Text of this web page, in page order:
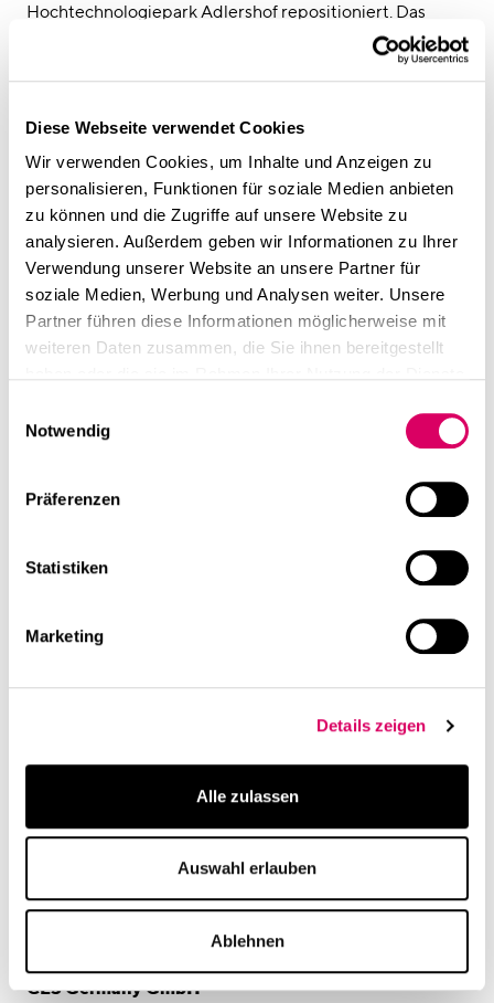
Diese Webseite verwendet Cookies
Wir verwenden Cookies, um Inhalte und Anzeigen zu
personalisieren, Funktionen für soziale Medien anbieten
zu können und die Zugriffe auf unsere Website zu
analysieren. Außerdem geben wir Informationen zu Ihrer
Verwendung unserer Website an unsere Partner für
soziale Medien, Werbung und Analysen weiter. Unsere
Partner führen diese Informationen möglicherweise mit
weiteren Daten zusammen, die Sie ihnen bereitgestellt
Notwendig
Präferenzen
Statistiken
Marketing
Details zeigen
Alle zulassen
Auswahl erlauben
Ablehnen
Hochtechnologiepark Adlershof repositioniert. Das
Objekt verfügt über insgesamt knapp 20.000
Quadratmeter Einzelhandels- und Büroflächen. Zu den
Lebensmittel-Einzelhandelskette Kaufland und das
Rahmen eines exklusiven Vermietungsmandates Jones
Lang LaSalle SE als Makler tätig.
„Wir freuen uns, weitere renommierte Unternehmen als
Mieter für beide Immobilien gewonnen zu haben. Die
Vermietungserfolge unterstreichen die hervorragende
Leistung unseres Asset Management-Teams, das die
sagt Florian Voigt, Head of German Asset Management
bei CLS Germany GmbH. „Wir beobachten, dass die
Immer mehr Nutzer, vor allem der jüngeren
lebenswertes Arbeitsumfeld. Entsprechend wird die
Aufenthaltsqualität von Eingangs- und Außenbereichen
Standortsuche. Dem tragen wir bei der
Weiterentwicklung unserer Immobilien Rechnung“,
ergänzt Rolf Mensing, Head of Germany bei CLS.
CLS Germany GmbH